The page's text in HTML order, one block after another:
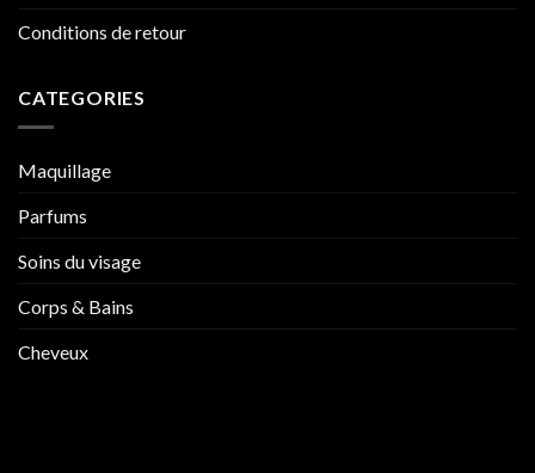
Conditions de retour
CATEGORIES
Maquillage
Parfums
Soins du visage
Corps & Bains
Cheveux